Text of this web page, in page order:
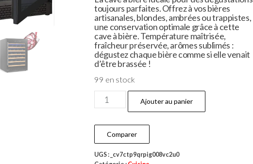
toujours parfaites. Offrez à vos bières
artisanales, blondes, ambrées ou trappistes,
une conservation optimale grâce à cette
cave à bière. Température maîtrisée,
fraîcheur préservée, arômes sublimés :
dégustez chaque bière comme si elle venait
d’être brassée !
99 en stock
Ajouter au panier
Comparer
UGS : _cv7ctp9qrpig008vc2u0